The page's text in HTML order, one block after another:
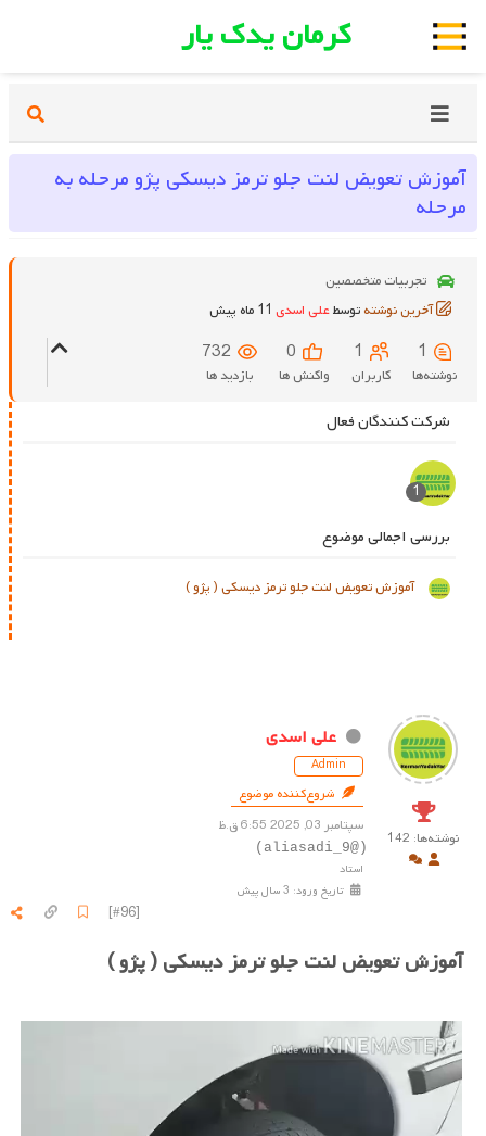
کرمان یدک یار
آموزش تعویض لنت جلو ترمز دیسکی پژو مرحله به
مرحله
تجربیات متخصصین
آخرین نوشته توسطعلی اسدی 11 ماه پیش
1
نوشته‌ها
1
کاربران
0
واکنش ها
732
بازدید ها
شرکت کنندگان فعال
1
بررسی اجمالی موضوع
آموزش تعویض لنت جلو ترمز دیسکی ( پژو )
نوشته‌ها: 142
علی اسدی
Admin
شروع‌کننده موضوع
سپتامبر 03, 2025 6:55 ق.ظ
(@aliasadi_9)
استاد
تاریخ ورود: 3 سال پیش
[#96]
آموزش تعویض لنت جلو ترمز دیسکی ( پژو )